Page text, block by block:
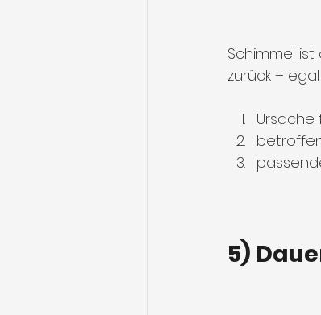
Schimmel
zurück –
Ursache
5)